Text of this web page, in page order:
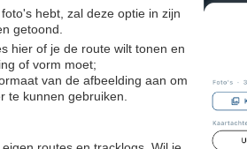
hebt, zal deze optie in zijn
getoond.
hier of je de route wilt tonen en
of vorm moet;
van de afbeelding aan om
te kunnen gebruiken.